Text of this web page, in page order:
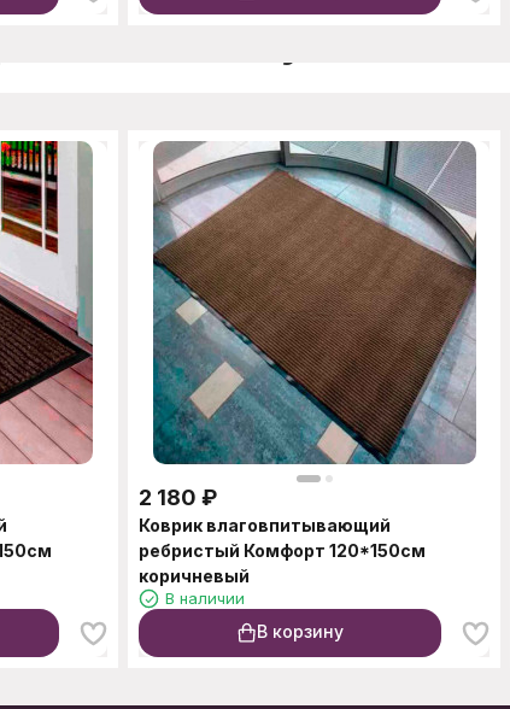
2 180 ₽
Коврик влаговпитывающий
ребристый Комфорт 120*150см
коричневый
В наличии
В корзину